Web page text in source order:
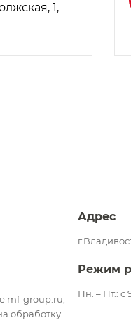
1,
mf-group.ru,
обработку
Адрес
Режим
Пн. – Пт.: с